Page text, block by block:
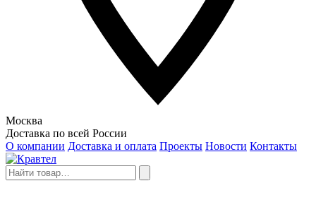
Москва
Доставка по всей России
О компании Доставка и оплата Проекты Новости Контакты